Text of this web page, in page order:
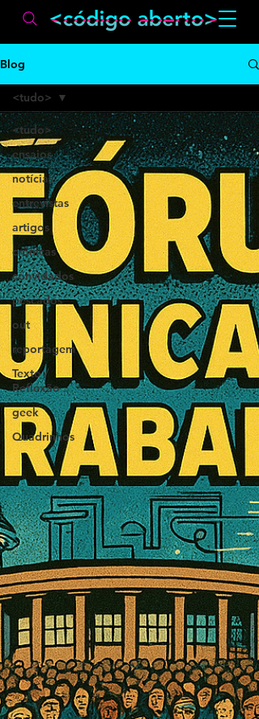
Blog
<tudo>
ensaios
notícias
entrevistas
artigos
crônicas
convidados
pescados
out
reportagem
Texto /
Reflexão
geek
Quadrinhos
<tudo>